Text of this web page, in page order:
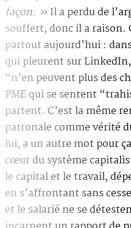
façon. » Il a perdu de
souffert, donc il a raison.
partout aujourd’hui :
qui pleurent sur
“n’en peuvent plus des
PME qui se sentent
partent. C’est la même
patronale comme vérité
lui, a un autre mot pour
cœur du système
le capital et le travail,
en s’affrontant sans
et le salarié ne se